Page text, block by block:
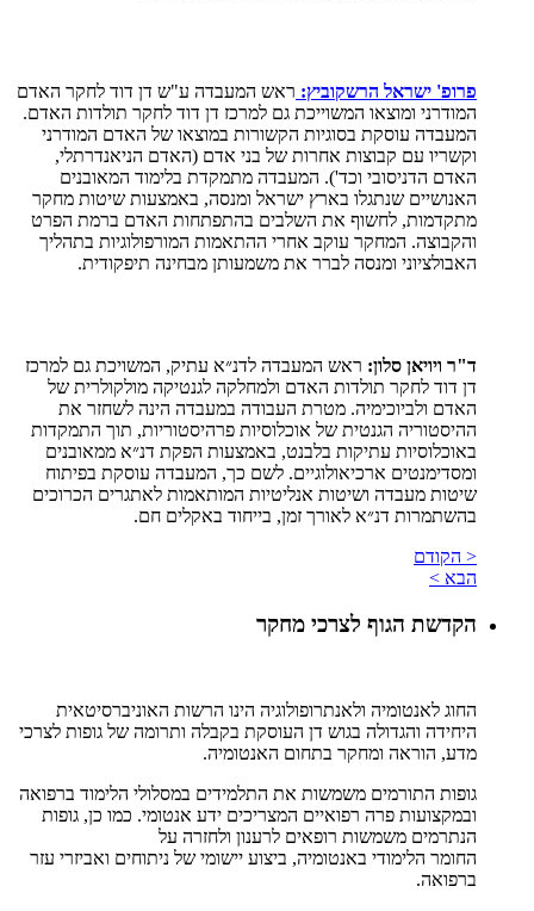
פרופ' ישראל הרשקוביץ: ראש המעבדה ע"ש דן דוד לחקר האדם
המודרני ומוצאו המשוייכת גם למרכז דן דוד לחקר תולדות האדם.
המעבדה עוסקת בסוגיות הקשורות במוצאו של האדם המודרני
וקשריו עם קבוצות אחרות של בני אדם (האדם הניאנדרתלי,
האדם הדניסובי וכד'). המעבדה מתמקדת בלימוד המאובנים
האנושיים שנתגלו בארץ ישראל ומנסה, באמצעות שיטות מחקר
מתקדמות, לחשוף את השלבים בהתפתחות האדם ברמת הפרט
והקבוצה. המחקר עוקב אחרי ההתאמות המורפולוגיות בתהליך
האבולציוני ומנסה לברר את משמעותן מבחינה תיפקודית.
ד"ר ויויאן סלון: ראש המעבדה לדנ״א עתיק, המשויכת גם למרכז
דן דוד לחקר תולדות האדם ולמחלקה לגנטיקה מולקולרית של
האדם ולביוכימיה. מטרת העבודה במעבדה הינה לשחזר את
ההיסטוריה הגנטית של אוכלוסיות פרהיסטוריות, תוך התמקדות
באוכלוסיות עתיקות בלבנט, באמצעות הפקת דנ״א ממאובנים
ומסדימנטים ארכיאולוגיים. לשם כך, המעבדה עוסקת בפיתוח
שיטות מעבדה ושיטות אנליטיות המותאמות לאתגרים הכרוכים
בהשתמרות דנ״א לאורך זמן, בייחוד באקלים חם.
< הקודם
הבא >
הקדשת הגוף לצרכי מחקר
החוג לאנטומיה ולאנתרופולוגיה הינו הרשות האוניברסיטאית
היחידה והגדולה בגוש דן העוסקת בקבלה ותרומה של גופות לצרכי
מדע, הוראה ומחקר בתחום האנטומיה.
גופות התורמים משמשות את התלמידים במסלולי הלימוד ברפואה
ובמקצועות פרה רפואיים המצריכים ידע אנטומי. כמו כן, גופות
הנתרמים משמשות רופאים לרענון ולחזרה על
החומר הלימודי באנטומיה, ביצוע יישומי של ניתוחים ואביזרי עזר
ברפואה.